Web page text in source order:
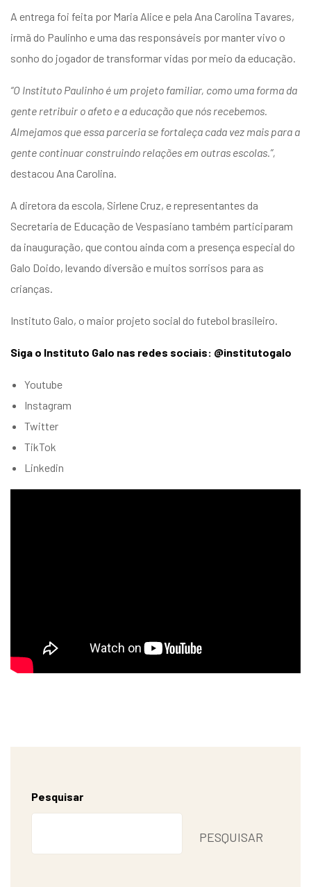
A entrega foi feita por Maria Alice e pela Ana Carolina Tavares,
irmã do Paulinho e uma das responsáveis por manter vivo o
sonho do jogador de transformar vidas por meio da educação.
“O Instituto Paulinho é um projeto familiar, como uma forma da
gente retribuir o afeto e a educação que nós recebemos.
Almejamos que essa parceria se fortaleça cada vez mais para a
gente continuar construindo relações em outras escolas.”,
destacou Ana Carolina.
A diretora da escola, Sirlene Cruz, e representantes da
Secretaria de Educação de Vespasiano também participaram
da inauguração, que contou ainda com a presença especial do
Galo Doido, levando diversão e muitos sorrisos para as
crianças.
Instituto Galo, o maior projeto social do futebol brasileiro.
Siga o Instituto Galo nas redes sociais: @institutogalo
Youtube
Instagram
Twitter
TikTok
Linkedin
Pesquisar
PESQUISAR